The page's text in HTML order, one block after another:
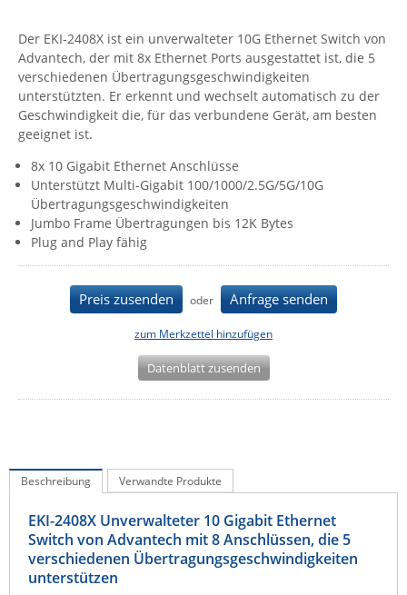
Guntermann & Drunck
High Sec Labs
HW group
Icron
IEC Lock
Ihse
Kerlink
KVM TEC
Legrand
Moxa
PatchSee
Power Kingdom
Poynting
Raritan
Der EKI-2408X ist ein unverwalteter 10G Ethernet Switch von
Advantech, der mit 8x Ethernet Ports ausgestattet ist, die 5
verschiedenen Übertragungsgeschwindigkeiten
unterstützten. Er erkennt und wechselt automatisch zu der
Geschwindigkeit die, für das verbundene Gerät, am besten
geeignet ist.
8x 10 Gigabit Ethernet Anschlüsse
Unterstützt Multi-Gigabit 100/1000/2.5G/5G/10G
Übertragungsgeschwindigkeiten
Jumbo Frame Übertragungen bis 12K Bytes
Plug and Play fähig
Preis zusenden oder Anfrage senden
zum Merkzettel hinzufügen
Datenblatt zusenden
Beschreibung Verwandte Produkte
EKI-2408X Unverwalteter 10 Gigabit Ethernet
Switch von Advantech mit 8 Anschlüssen, die 5
verschiedenen Übertragungsgeschwindigkeiten
unterstützen